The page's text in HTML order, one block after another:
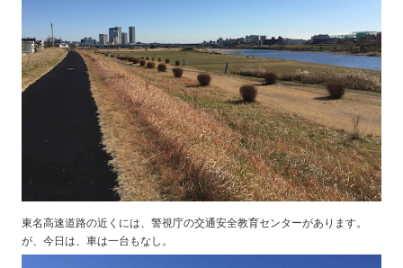
東名高速道路の近くには、警視庁の交通安全教育センターがあります。
が、今日は、車は一台もなし。